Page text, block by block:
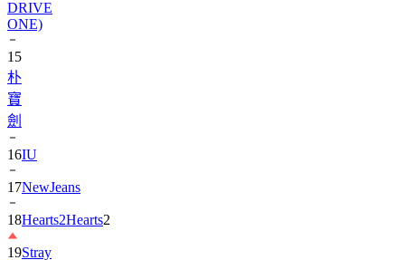
15
朴
寶
劍
16
17NewJeans
18Hearts2Hearts
19Stray
Kids